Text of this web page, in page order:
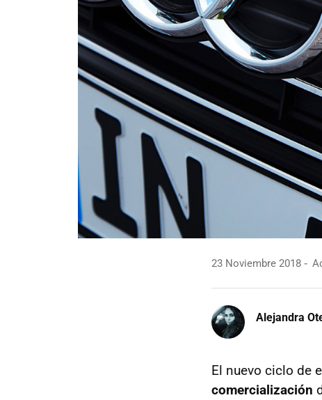
23 Noviembre 2018
Alejandra
El nuevo ciclo de
comercialización